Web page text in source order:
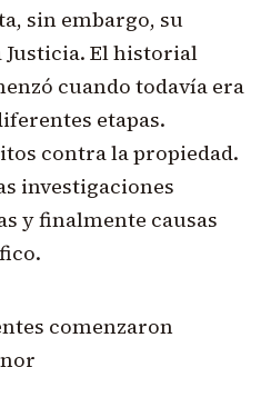
sin embargo, su
El historial
cuando todavía era
etapas.
contra la propiedad.
investigaciones
y finalmente causas
comenzaron